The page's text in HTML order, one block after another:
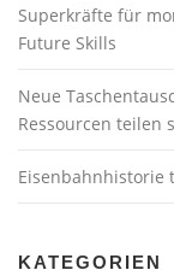
Superkräfte für
Future Skills
Neue
Ressourcen teilen
Eisenbahnhistorie
KATEGORIEN